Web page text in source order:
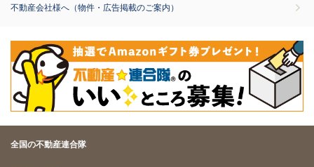
不動産会社様へ（物件・広告掲載のご案内）
全国の不動産連合隊